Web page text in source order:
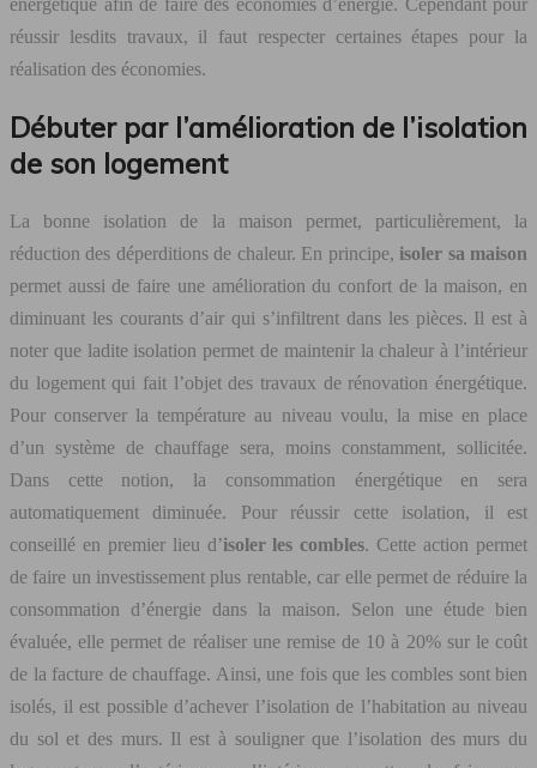
réussir lesdits travaux, il faut respecter certaines étapes pour la
réalisation des économies.
Débuter par l’amélioration de l’isolation
de son logement
La bonne isolation de la maison permet, particulièrement, la
réduction des déperditions de chaleur. En principe, isoler sa maison
permet aussi de faire une amélioration du confort de la maison, en
diminuant les courants d’air qui s’infiltrent dans les pièces. Il est à
noter que ladite isolation permet de maintenir la chaleur à l’intérieur
du logement qui fait l’objet des travaux de rénovation énergétique.
Pour conserver la température au niveau voulu, la mise en place
d’un système de chauffage sera, moins constamment, sollicitée.
Dans cette notion, la consommation énergétique en sera
automatiquement diminuée. Pour réussir cette isolation, il est
conseillé en premier lieu d’isoler les combles. Cette action permet
de faire un investissement plus rentable, car elle permet de réduire la
consommation d’énergie dans la maison. Selon une étude bien
évaluée, elle permet de réaliser une remise de 10 à 20% sur le coût
de la facture de chauffage. Ainsi, une fois que les combles sont bien
isolés, il est possible d’achever l’isolation de l’habitation au niveau
du sol et des murs. Il est à souligner que l’isolation des murs du